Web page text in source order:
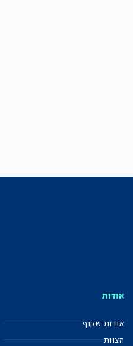
אודות
אודות שקוף
הצוות